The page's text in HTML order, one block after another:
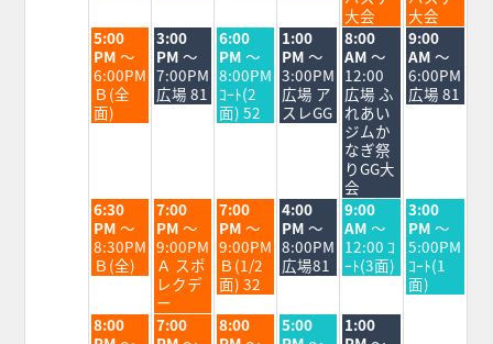
2026
2026
2026
2026
29th
2026
大会
30th
2026
大会
火
曜
日,
8
月
25th
5:00
PM ～
6:00PM
Ｂ(全
面)
水
曜
日,
8
月
3:00
PM ～
7:00PM
広場 81
木
曜
日,
8
月
27th
6:00
PM ～
8:00PM
ｺｰﾄ(2
面) 52
金
曜
日,
8
月
28th
1:00
PM ～
3:00PM
広場 ア
スレGG
土
曜
日,
8
月
29th
2026
8:00
AM ～
12:00
広場 ふ
れあい
ジムか
なぎ祭
りGG大
会
日
曜
日,
8
月
9:00
AM ～
6:00PM
広場 81
火
曜
日,
8
月
2026
6:30
PM ～
8:30PM
Ｂ(全)
水
曜
日,
8
月
26th
2026
7:00
PM ～
9:00PM
Ａ スポ
レクデ
ー
木
曜
日,
8
月
27th
2026
7:00
PM ～
9:00PM
Ｂ(1/2
面) 32
金
曜
日,
8
月
2026
4:00
PM ～
8:00PM
広場81
土
曜
日,
8
月
2026
9:00
AM ～
12:00 ｺ
ｰﾄ(3面)
日
曜
日,
8
月
30th
3:00
PM ～
5:00PM
ｺｰﾄ(1
面)
火
8:00
水
7:00
木
8:00
金
5:00
土
1:00